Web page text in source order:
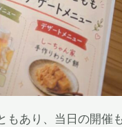
もあり、当日の開